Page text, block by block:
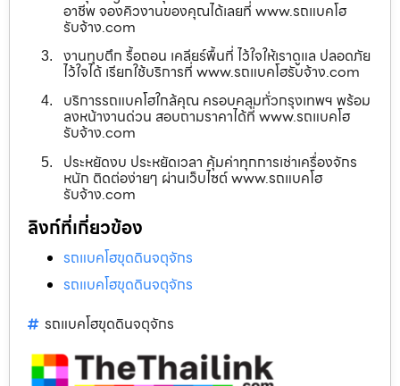
อาชีพ จองคิวงานของคุณได้เลยที่ www.รถแบคโฮ
รับจ้าง.com
งานทุบตึก รื้อถอน เคลียร์พื้นที่ ไว้ใจให้เราดูแล ปลอดภัย
ไว้ใจได้ เรียกใช้บริการที่ www.รถแบคโฮรับจ้าง.com
บริการรถแบคโฮใกล้คุณ ครอบคลุมทั่วกรุงเทพฯ พร้อม
ลงหน้างานด่วน สอบถามราคาได้ที่ www.รถแบคโฮ
รับจ้าง.com
ประหยัดงบ ประหยัดเวลา คุ้มค่าทุกการเช่าเครื่องจักร
หนัก ติดต่อง่ายๆ ผ่านเว็บไซต์ www.รถแบคโฮ
รับจ้าง.com
ลิงก์ที่เกี่ยวข้อง
รถแบคโฮขุดดินจตุจักร
รถแบคโฮขุดดินจตุจักร
รถแบคโฮขุดดินจตุจักร